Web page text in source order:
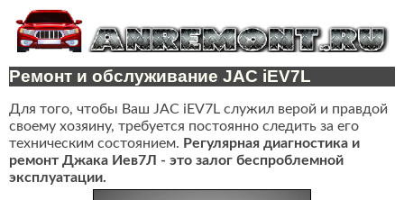
Ремонт и обслуживание JAC iEV7L
Для того, чтобы Ваш JAC iEV7L служил верой и правдой
своему хозяину, требуется постоянно следить за его
техническим состоянием. Регулярная диагностика и
ремонт Джака Иев7Л - это залог беспроблемной
эксплуатации.